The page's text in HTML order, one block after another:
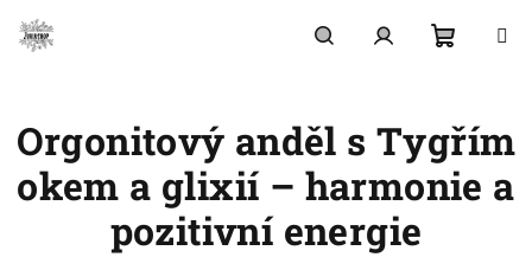
obsah
košík
Orgonitový anděl s Tygřím
okem a glixií – harmonie a
pozitivní energie